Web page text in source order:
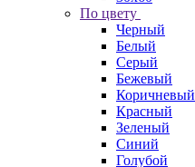
По цвету
Черный
Белый
Серый
Бежевый
Коричневый
Красный
Зеленый
Синий
Голубой